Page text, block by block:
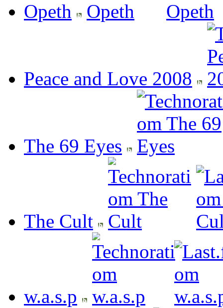
Opeth
Peace and Love 2008
The 69 Eyes
The Cult
w.a.s.p